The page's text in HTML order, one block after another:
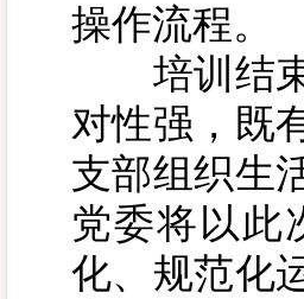
操作流程。
培训结束
对性强，既
支部组织生
党委将以此
化、规范化